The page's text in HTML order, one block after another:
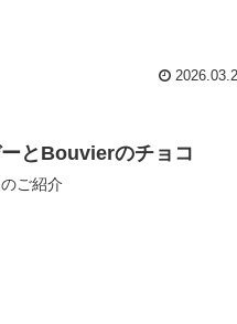
とBouvierのチョコ
ご紹介